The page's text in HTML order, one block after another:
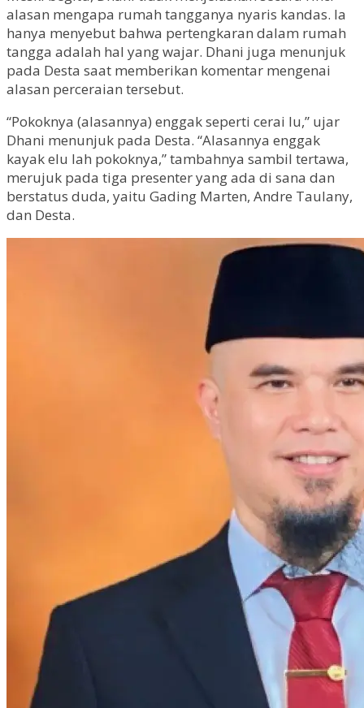
alasan mengapa rumah tangganya nyaris kandas. Ia
hanya menyebut bahwa pertengkaran dalam rumah
tangga adalah hal yang wajar. Dhani juga menunjuk
pada Desta saat memberikan komentar mengenai
alasan perceraian tersebut.
“Pokoknya (alasannya) enggak seperti cerai lu,” ujar
Dhani menunjuk pada Desta. “Alasannya enggak
kayak elu lah pokoknya,” tambahnya sambil tertawa,
merujuk pada tiga presenter yang ada di sana dan
berstatus duda, yaitu Gading Marten, Andre Taulany,
dan Desta.